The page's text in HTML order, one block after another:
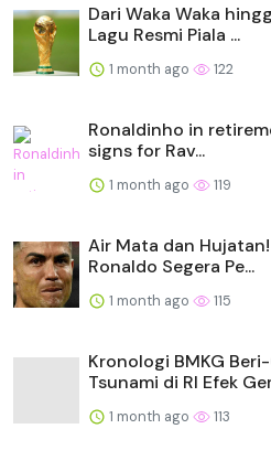
Dari Waka Waka
Lagu Resmi Piala ...
1 month ago 122
Ronaldinho in
signs for Rav...
1 month ago 119
Air Mata dan
Ronaldo Segera Pe...
1 month ago 115
Kronologi BMKG
Tsunami di RI Efek
1 month ago 113